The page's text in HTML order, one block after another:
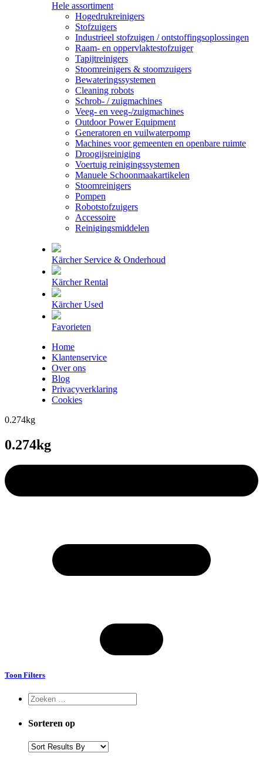
Hele assortiment
Hogedrukreinigers
Stofzuigers
Industrieel stofzuigen / ontstoffingsoplossingen
Raam- en oppervlaktestofzuiger
Tapijtreinigers
Stoomreinigers & stoomzuigers
Bewateringssystemen
Cleaning robots
Schrob- / zuigmachines
Veeg- en veeg-/zuigmachines
Outdoor Power Equipment
Generatoren en vuilwaterpomp
Machines voor gemeenten en openbare ruimte
Droogijsreiniging
Voertuig reinigingssystemen
Manuele Schoonmaakartikelen
Stoomreinigers
Pompen
Robotstofzuigers
Accessoire
Reinigingsmiddelen
Kärcher Service & Onderhoud
Kärcher Rental
Kärcher Used
Favorieten
Home
Klantenservice
Over ons
Blog
Privacyverklaring
Cookies
0.274kg
0.274kg
Toon Filters
Sorteren op